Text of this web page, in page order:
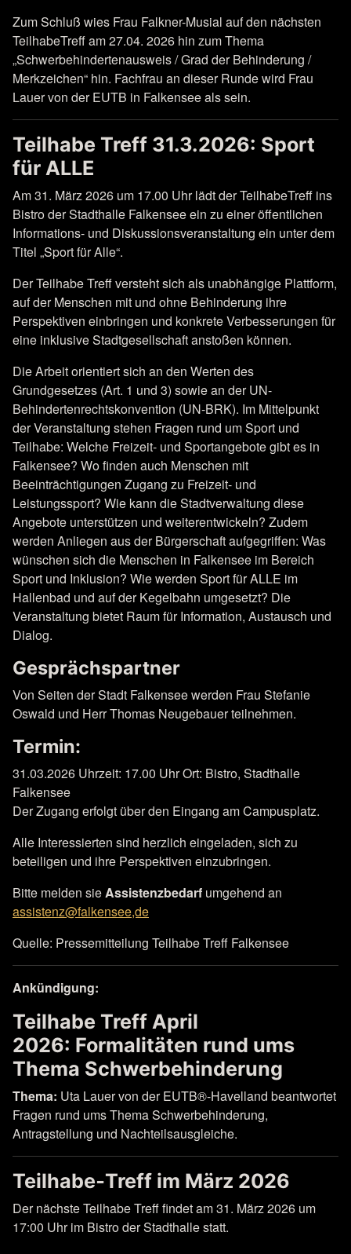
Zum Schluß wies Frau Falkner-Musial auf den nächsten
TeilhabeTreff am 27.04. 2026 hin zum Thema
„Schwerbehindertenausweis / Grad der Behinderung /
Merkzeichen“ hin. Fachfrau an dieser Runde wird Frau
Lauer von der EUTB in Falkensee als sein.
Teilhabe Treff 31.3.2026: Sport
für ALLE
Am 31. März 2026 um 17.00 Uhr lädt der TeilhabeTreff ins
Bistro der Stadthalle Falkensee ein zu einer öffentlichen
Informations- und Diskussionsveranstaltung ein unter dem
Titel „Sport für Alle“.
Der Teilhabe Treff versteht sich als unabhängige Plattform,
auf der Menschen mit und ohne Behinderung ihre
Perspektiven einbringen und konkrete Verbesserungen für
eine inklusive Stadtgesellschaft anstoßen können.
Die Arbeit orientiert sich an den Werten des
Grundgesetzes (Art. 1 und 3) sowie an der UN-
Behindertenrechtskonvention (UN-BRK). Im Mittelpunkt
der Veranstaltung stehen Fragen rund um Sport und
Teilhabe: Welche Freizeit- und Sportangebote gibt es in
Falkensee? Wo finden auch Menschen mit
Beeinträchtigungen Zugang zu Freizeit- und
Leistungssport? Wie kann die Stadtverwaltung diese
Angebote unterstützen und weiterentwickeln? Zudem
werden Anliegen aus der Bürgerschaft aufgegriffen: Was
wünschen sich die Menschen in Falkensee im Bereich
Sport und Inklusion? Wie werden Sport für ALLE im
Hallenbad und auf der Kegelbahn umgesetzt? Die
Veranstaltung bietet Raum für Information, Austausch und
Dialog.
Gesprächspartner
Von Seiten der Stadt Falkensee werden Frau Stefanie
Oswald und Herr Thomas Neugebauer teilnehmen.
Termin:
31.03.2026 Uhrzeit: 17.00 Uhr Ort: Bistro, Stadthalle
Falkensee
Der Zugang erfolgt über den Eingang am Campusplatz.
Alle Interessierten sind herzlich eingeladen, sich zu
beteiligen und ihre Perspektiven einzubringen.
Bitte melden sieAssistenzbedarf umgehend an
assistenz@falkensee,de
Quelle: Pressemitteilung Teilhabe Treff Falkensee
Ankündigung:
Teilhabe Treff April
2026: Formalitäten rund ums
Thema Schwerbehinderung
Thema: Uta Lauer von der EUTB®-Havelland beantwortet
Fragen rund ums Thema Schwerbehinderung,
Antragstellung und Nachteilsausgleiche.
Teilhabe‑Treff im März 2026
Der nächste Teilhabe Treff findet am 31. März 2026 um
17:00 Uhr im Bistro der Stadthalle statt.